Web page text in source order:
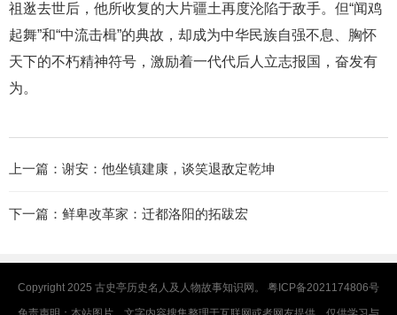
祖逖去世后，他所收复的大片疆土再度沦陷于敌手。但“闻鸡
起舞”和“中流击楫”的典故，却成为中华民族自强不息、胸怀
天下的不朽精神符号，激励着一代代后人立志报国，奋发有
为。
上一篇： 谢安：他坐镇建康，谈笑退敌定乾坤
下一篇： 鲜卑改革家：迁都洛阳的拓跋宏
Copyright 2025 古史亭历史名人及人物故事知识网。 粤ICP备2021174806号